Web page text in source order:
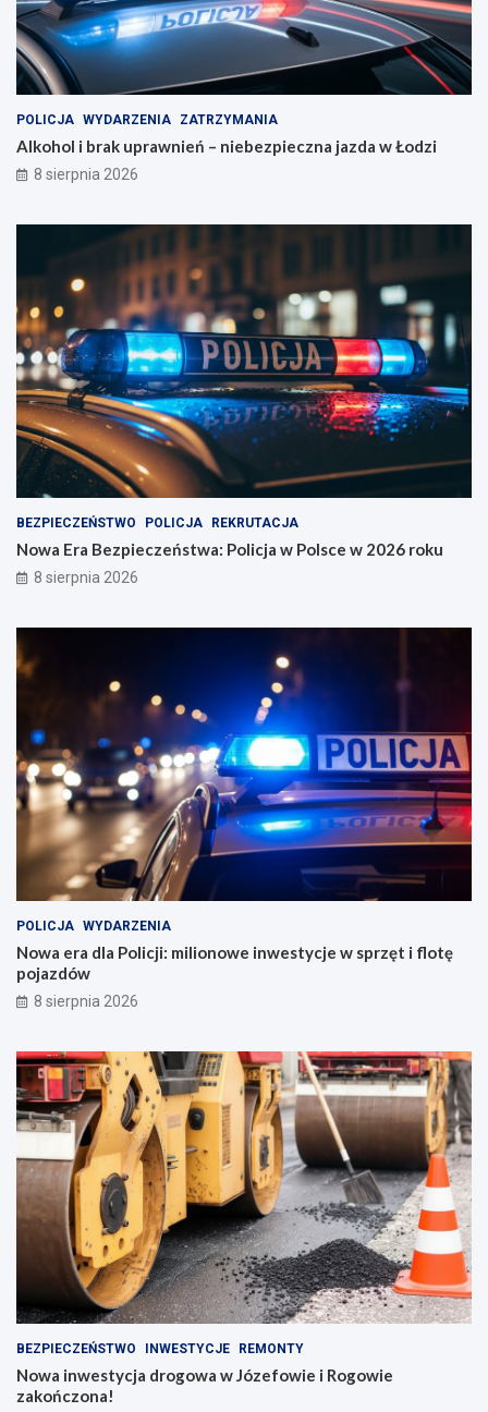
POLICJA WYDARZENIA ZATRZYMANIA
Alkohol i brak uprawnień – niebezpieczna jazda w Łodzi
8 sierpnia 2026
BEZPIECZEŃSTWO POLICJA REKRUTACJA
Nowa Era Bezpieczeństwa: Policja w Polsce w 2026 roku
8 sierpnia 2026
POLICJA WYDARZENIA
Nowa era dla Policji: milionowe inwestycje w sprzęt i flotę
pojazdów
8 sierpnia 2026
BEZPIECZEŃSTWO INWESTYCJE REMONTY
Nowa inwestycja drogowa w Józefowie i Rogowie
zakończona!